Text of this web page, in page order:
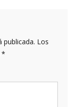
publicada. Los
*